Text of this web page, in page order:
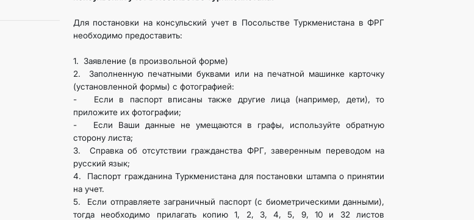
КОНСУЛЬСКИЙ ОТДЕЛ
ИНВЕСТИЦИИ В ТУРКМЕНИСТАН
КОНТАКТНЫЕ ДАННЫЕ
Для постановки на консульский учет в Посольстве Туркменистана в ФРГ
необходимо предоставить:
1. Заявление (в произвольной форме)
2. Заполненную печатными буквами или на печатной машинке карточку
(установленной формы) с фотографией:
- Если в паспорт вписаны также другие лица (например, дети), то
приложите их фотографии;
- Если Ваши данные не умещаются в графы, используйте обратную
сторону листа;
3. Справка об отсутствии гражданства ФРГ, заверенным переводом на
русский язык;
4. Паспорт гражданина Туркменистана для постановки штампа о принятии
на учет.
5. Если отправляете заграничный паспорт (с биометрическими данными),
тогда необходимо прилагать копию 1, 2, 3, 4, 5, 9, 10 и 32 листов